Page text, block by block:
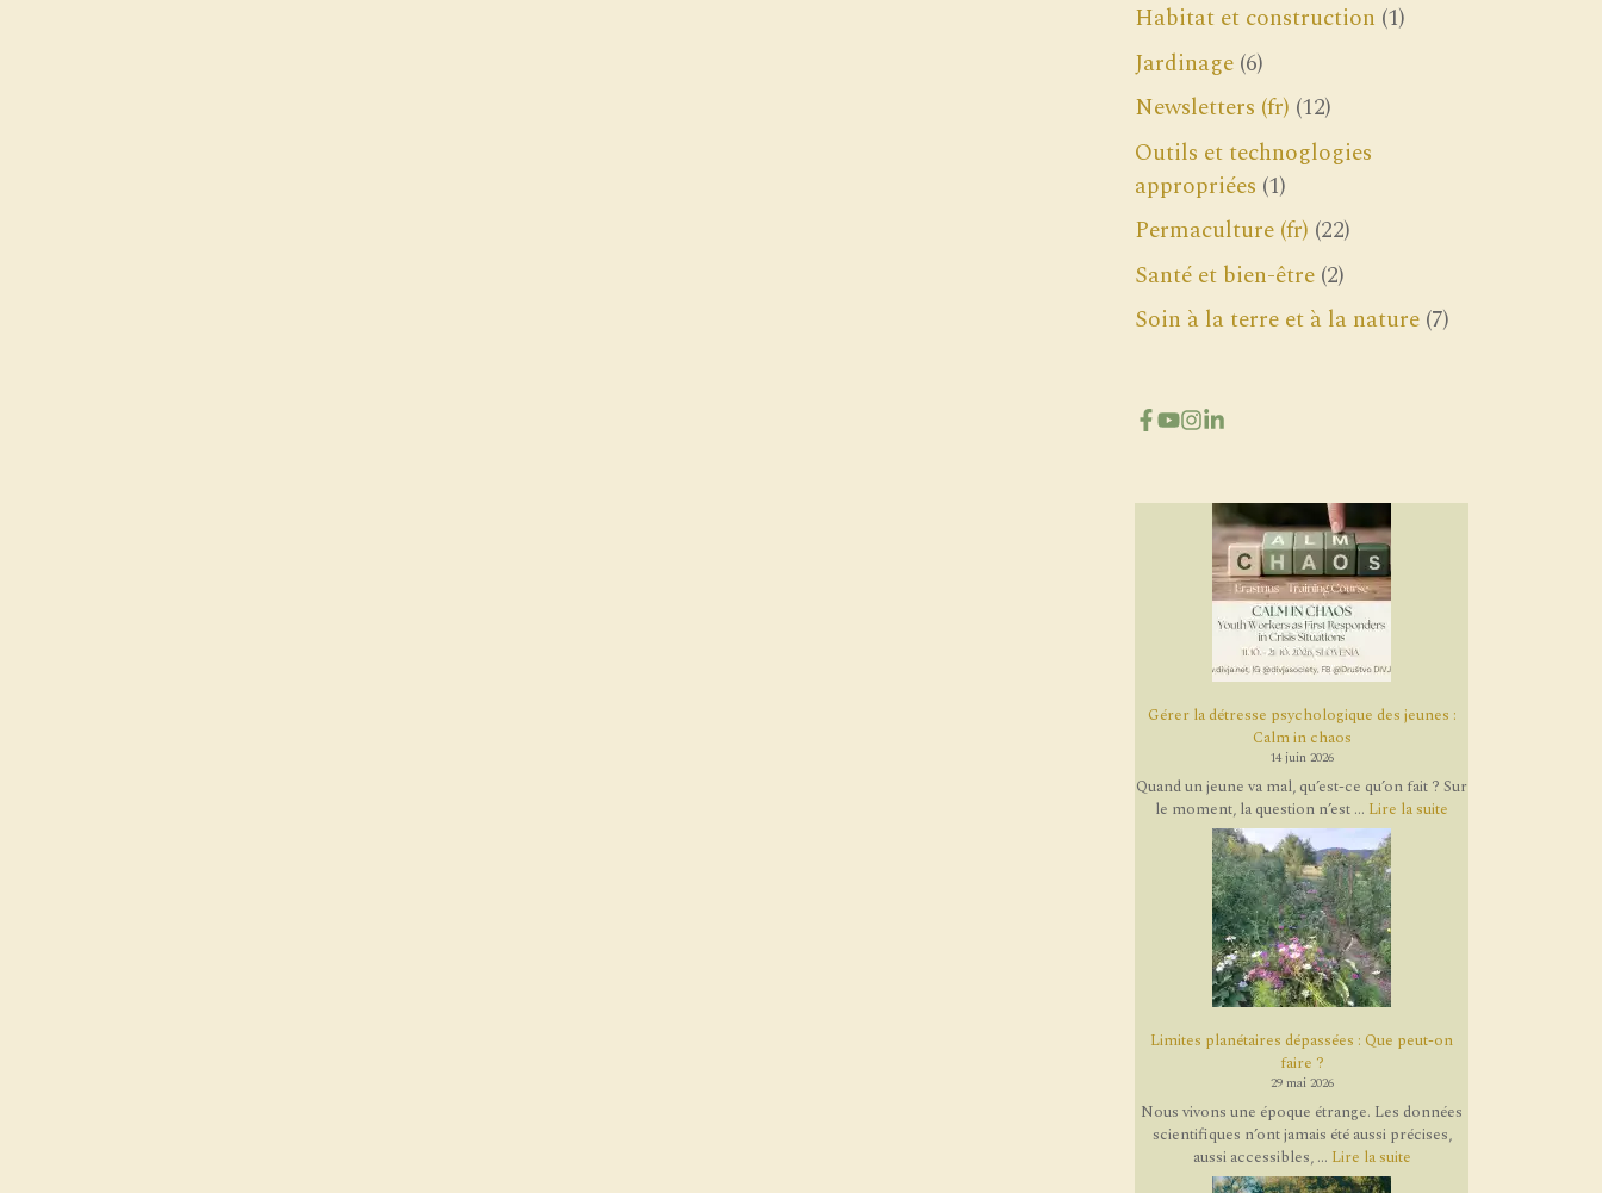
Habitat et construction (1)
Jardinage (6)
Newsletters (fr) (12)
Outils et technoglogies
appropriées (1)
Permaculture (fr) (22)
Santé et bien-être (2)
Soin à la terre et à la nature (7)
Gérer la détresse psychologique des jeunes :
Calm in chaos
14 juin 2026
Quand un jeune va mal, qu’est-ce qu’on fait ? Sur
le moment, la question n’est ... Lire la suite
Limites planétaires dépassées : Que peut-on
faire ?
29 mai 2026
Nous vivons une époque étrange. Les données
scientifiques n’ont jamais été aussi précises,
aussi accessibles, ... Lire la suite